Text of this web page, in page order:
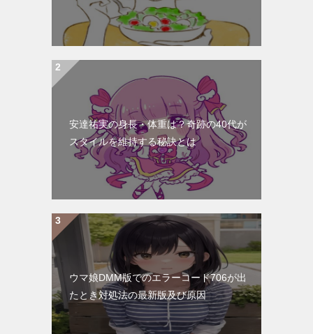
安達祐実の身長・体重は？奇跡の40代が
スタイルを維持する秘訣とは
ウマ娘DMM版でのエラーコード706が出
たとき対処法の最新版及び原因